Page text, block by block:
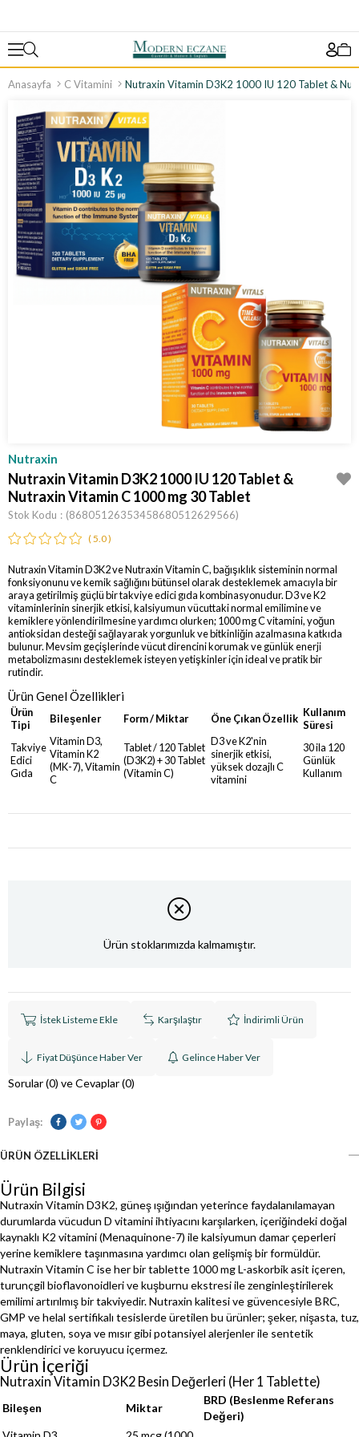
Anasayfa C Vitamini
Nutraxin
Nutraxin Vitamin D3K2 1000 IU 120 Tablet &
Nutraxin Vitamin C 1000 mg 30 Tablet
Stok Kodu (86805126353458680512629566)
5.0
Nutraxin Vitamin D3K2 ve Nutraxin Vitamin C, bağışıklık sisteminin normal
fonksiyonunu ve kemik sağlığını bütünsel olarak desteklemek amacıyla bir
araya getirilmiş güçlü bir takviye edici gıda kombinasyonudur. D3 ve K2
vitaminlerinin sinerjik etkisi, kalsiyumun vücuttaki normal emilimine ve
kemiklere yönlendirilmesine yardımcı olurken; 1000 mg C vitamini, yoğun
antioksidan desteği sağlayarak yorgunluk ve bitkinliğin azalmasına katkıda
bulunur. Mevsim geçişlerinde vücut direncini korumak ve günlük enerji
metabolizmasını desteklemek isteyen yetişkinler için ideal ve pratik bir
rutindir.
Ürün Genel Özellikleri
Ürün
Tipi
Bileşenler Form / Miktar Öne Çıkan Özellik Kullanım
Süresi
Takviye
Edici
Gıda
Vitamin D3,
Vitamin K2
(MK-7), Vitamin
C
Tablet / 120 Tablet
(D3K2) + 30 Tablet
(Vitamin C)
D3 ve K2'nin
sinerjik etkisi,
yüksek dozajlı C
vitamini
30 ila 120
Günlük
Kullanım
Ürün stoklarımızda kalmamıştır.
İstek Listeme Ekle Karşılaştır İndirimli Ürün
Fiyat Düşünce Haber Ver Gelince Haber Ver
Sorular (0) ve Cevaplar (0)
Paylaş:
ÜRÜN ÖZELLIKLERI
Ürün Bilgisi
Nutraxin Vitamin D3K2, güneş ışığından yeterince faydalanılamayan
durumlarda vücudun D vitamini ihtiyacını karşılarken, içeriğindeki doğal
kaynaklı K2 vitamini (Menaquinone-7) ile kalsiyumun damar çeperleri
yerine kemiklere taşınmasına yardımcı olan gelişmiş bir formüldür.
Nutraxin Vitamin C ise her bir tablette 1000 mg L-askorbik asit içeren,
turunçgil bioflavonoidleri ve kuşburnu ekstresi ile zenginleştirilerek
emilimi artırılmış bir takviyedir. Nutraxin kalitesi ve güvencesiyle BRC,
GMP ve helal sertifikalı tesislerde üretilen bu ürünler; şeker, nişasta, tuz,
maya, gluten, soya ve mısır gibi potansiyel alerjenler ile sentetik
renklendirici ve koruyucu içermez.
Ürün İçeriği
Nutraxin Vitamin D3K2 Besin Değerleri (Her 1 Tablette)
Bileşen Miktar
BRD (Beslenme Referans
Değeri)